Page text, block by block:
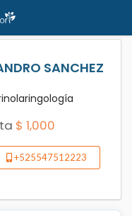
SANCHEZ
$ 1,000
+525547512223